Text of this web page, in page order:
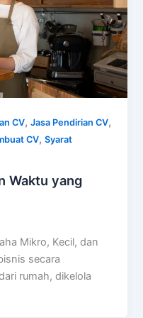
CV,Jasa Pendirian CV,
CV,Syarat
Waktu yang
Mikro, Kecil, dan
secara
rumah, dikelola